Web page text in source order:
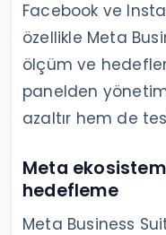
Facebook ve
özellikle Meta
ölçüm ve
panelden
azaltır hem de
Meta
hedefleme
Meta Business